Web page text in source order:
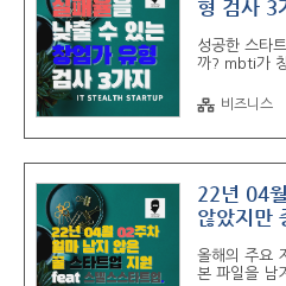
2022년도 창
한 가지 광고
제가 이번에
업 담당 커뮤
형 검사 3
성공한 스타
까? mbti가
스타트업
다. 결론만 얘
이 높다는 것
서 나머지 유
다 ㅎㅎ 본인
업이나 사업
하고 그것을
업가 입장에
비즈니스
22년 04
않았지만
올해의 주요
본 파일을 남